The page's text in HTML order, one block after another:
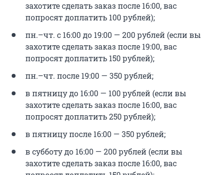
захотите сделать заказ после 16:00, вас
попросят доплатить 100 рублей);
пн.–чт. с 16:00 до 19:00 — 200 рублей (если вы
захотите сделать заказ после 19:00, вас
попросят доплатить 150 рублей);
пн.–чт. после 19:00 — 350 рублей;
в пятницу до 16:00 — 100 рублей (если вы
захотите сделать заказ после 16:00, вас
попросят доплатить 250 рублей);
в пятницу после 16:00 — 350 рублей;
в субботу до 16:00 — 200 рублей (если вы
захотите сделать заказ после 16:00, вас